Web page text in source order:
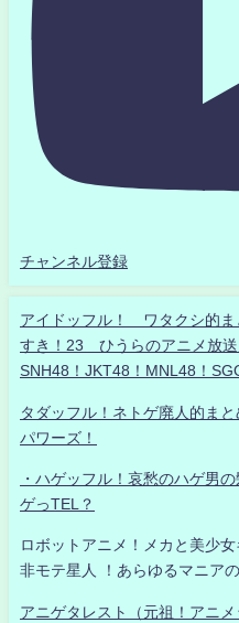
チャンネル登録
アイドッフル！ ワタクシ的
すき！23 ひうらのアニメ放
SNH48！JKT48！MNL48！
タダッフル！ネトゲ廃人的ま
パワーズ！
・ハゲッフル！哀愁のハゲ男
ゲっTEL？
ロボットアニメ！メカと美少
非モテ星人 ！あらゆるマニア
アニゲタレスト（元祖！アニ